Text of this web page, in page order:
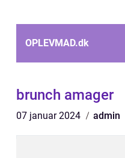
OPLEVMAD.dk
brunch amager
07 januar 2024 admin